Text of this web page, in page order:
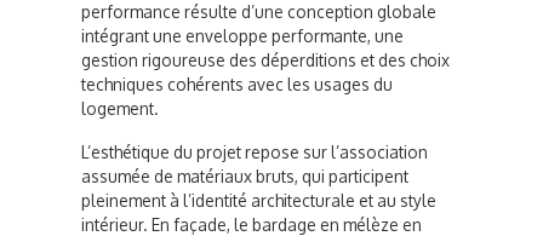
performance résulte d’une conception globale
intégrant une enveloppe performante, une
gestion rigoureuse des déperditions et des choix
techniques cohérents avec les usages du
logement.
L’esthétique du projet repose sur l’association
assumée de matériaux bruts, qui participent
pleinement à l’identité architecturale et au style
intérieur. En façade, le bardage en mélèze en